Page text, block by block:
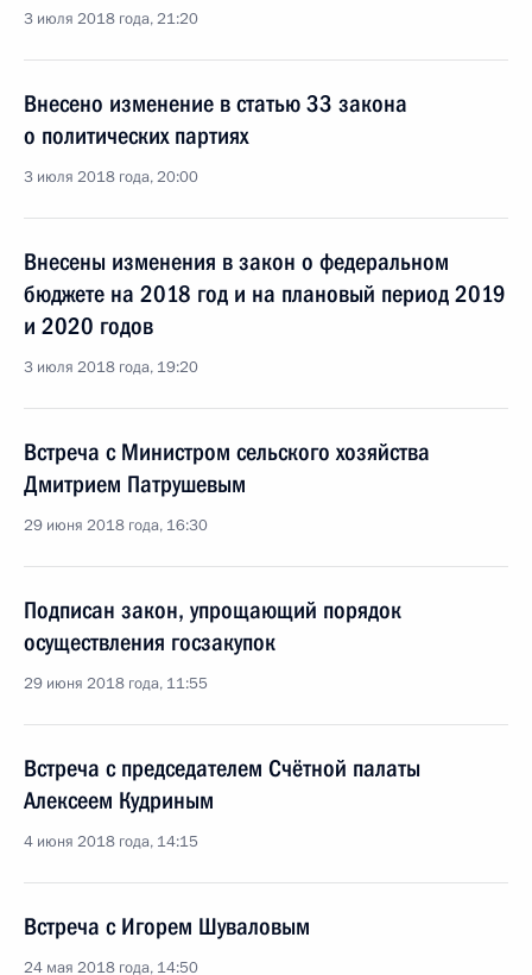
3 июля 2018 года, 21:20
Внесено изменение в статью 33 закона
о политических партиях
3 июля 2018 года, 20:00
Внесены изменения в закон о федеральном
бюджете на 2018 год и на плановый период 2019
и 2020 годов
3 июля 2018 года, 19:20
Встреча с Министром сельского хозяйства
Дмитрием Патрушевым
29 июня 2018 года, 16:30
Подписан закон, упрощающий порядок
осуществления госзакупок
29 июня 2018 года, 11:55
Встреча с председателем Счётной палаты
Алексеем Кудриным
4 июня 2018 года, 14:15
Встреча с Игорем Шуваловым
24 мая 2018 года, 14:50